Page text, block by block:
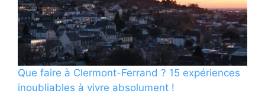
Que faire à Clermont-Ferrand ? 15 expériences
inoubliables à vivre absolument !